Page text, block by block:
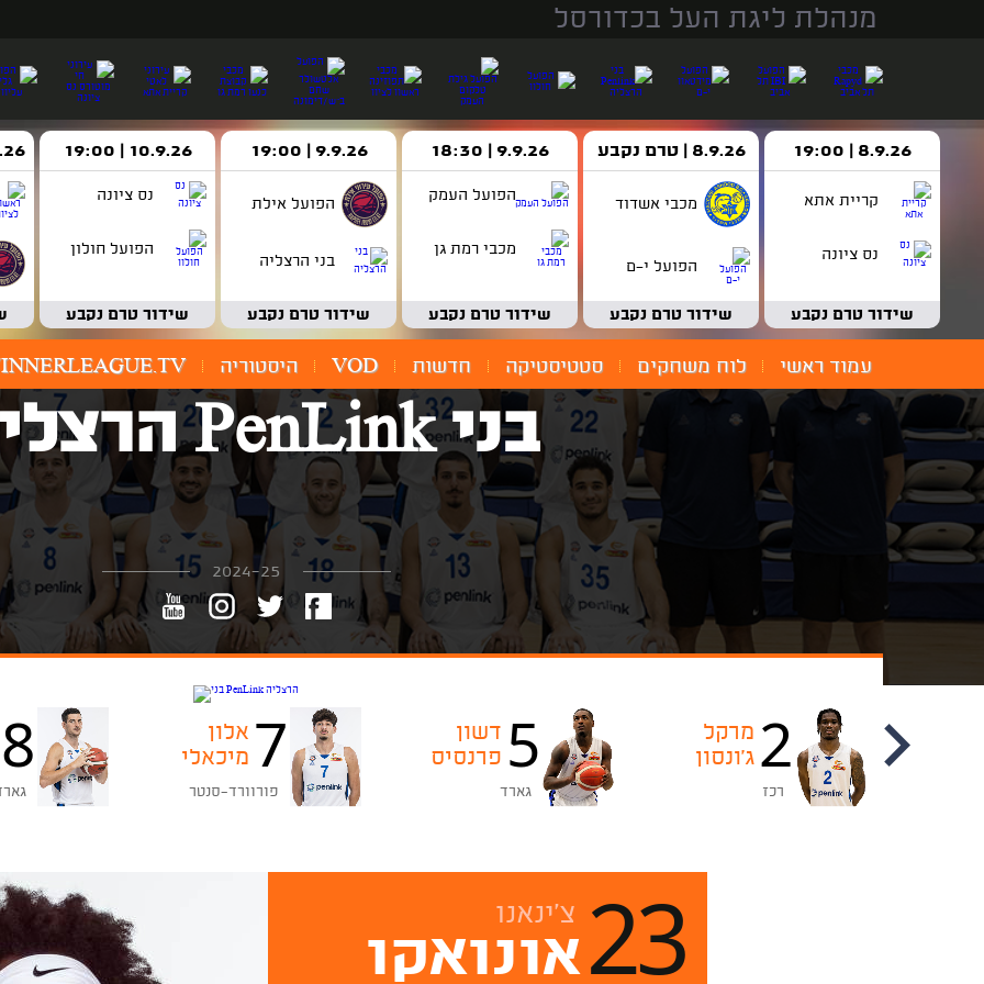
מנהלת ליגת העל בכדורסל
8.9.26 | 19:00
קריית אתא
נס ציונה
שידור טרם נקבע
8.9.26 | טרם נקבע
מכבי אשדוד
הפועל י-ם
שידור טרם נקבע
9.9.26 | 18:30
הפועל העמק
מכבי רמת גן
שידור טרם נקבע
9.9.26 | 19:00
הפועל אילת
בני הרצליה
שידור טרם נקבע
10.9.26 | 19:00
נס ציונה
הפועל חולון
שידור טרם נקבע
עמוד ראשי לוח משחקים סטטיסטיקה חדשות VOD היסטוריה
בני PenLink הרצליה
2024-25
2 מרקל
ג'ונסון
רכז
5 דשון
פרנסיס
גארד
7 אלון
מיכאלי
פורוורד-סנטר
8
23 צ'ינאנו
אונואקו